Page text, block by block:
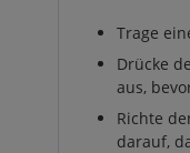
Trage
Drücke
aus,
Richte
darauf,